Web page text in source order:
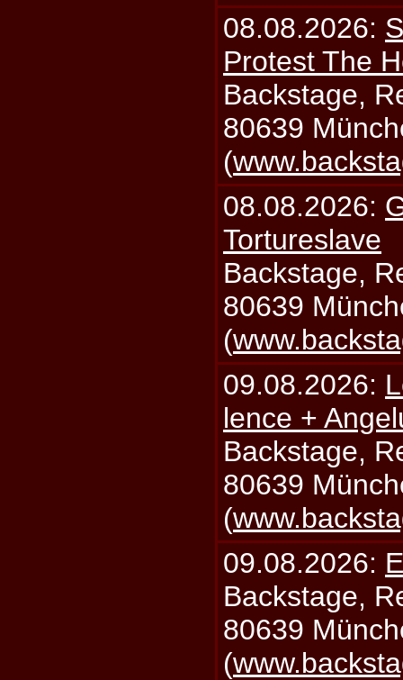
08.08.2026:
Protest The
Backstage,
80639
(
08.08.2026:
Tortureslave
Backstage,
80639
(
09.08.2026:
lence +
Backstage,
80639
(
09.08.2026:
Backstage,
80639
(